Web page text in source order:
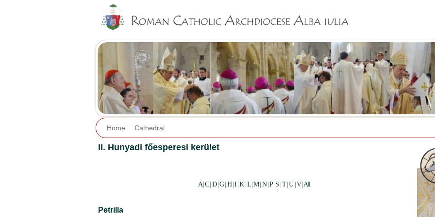
Home Cathedral
II. Hunyadi főesperesi kerület
A |C D |G H I |K L |M N |P S T |U V |All
Petrilla